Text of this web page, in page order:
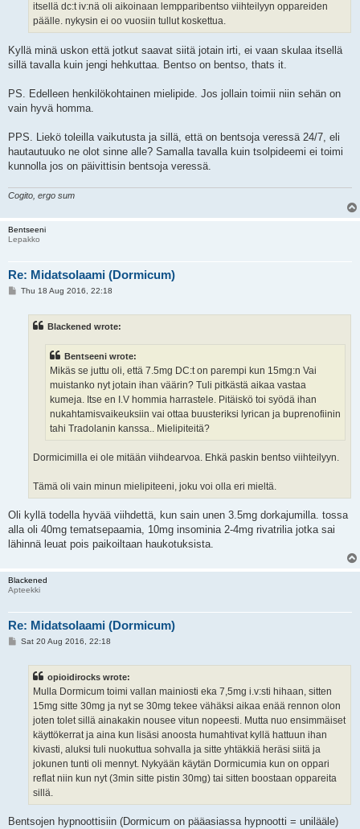
itsellä dc:t iv:nä oli aikoinaan lempparibentso viihteilyyn oppareiden
päälle. nykysin ei oo vuosiin tullut koskettua.
Kyllä minä uskon että jotkut saavat siitä jotain irti, ei vaan skulaa itsellä
sillä tavalla kuin jengi hehkuttaa. Bentso on bentso, thats it.
PS. Edelleen henkilökohtainen mielipide. Jos jollain toimii niin sehän on
vain hyvä homma.
PPS. Liekö toleilla vaikutusta ja sillä, että on bentsoja veressä 24/7, eli
hautautuuko ne olot sinne alle? Samalla tavalla kuin tsolpideemi ei toimi
kunnolla jos on päivittisin bentsoja veressä.
Cogito, ergo sum
Bentseeni
Lepakko
Re: Midatsolaami (Dormicum)
PThu 18 Aug 2016, 22:18
Blackened wrote:
Bentseeni wrote:
Mikäs se juttu oli, että 7.5mg DC:t on parempi kun 15mg:n Vai
muistanko nyt jotain ihan väärin? Tuli pitkästä aikaa vastaa
kumeja. Itse en I.V hommia harrastele. Pitäiskö toi syödä ihan
nukahtamisvaikeuksiin vai ottaa buusteriksi lyrican ja buprenofiinin
tahi Tradolanin kanssa.. Mielipiteitä?
Dormicimilla ei ole mitään viihdearvoa. Ehkä paskin bentso viihteilyyn.
Tämä oli vain minun mielipiteeni, joku voi olla eri mieltä.
Oli kyllä todella hyvää viihdettä, kun sain unen 3.5mg dorkajumilla. tossa
alla oli 40mg tematsepaamia, 10mg insominia 2-4mg rivatrilia jotka sai
lähinnä leuat pois paikoiltaan haukotuksista.
Blackened
Apteekki
Re: Midatsolaami (Dormicum)
PSat 20 Aug 2016, 22:18
opioidirocks wrote:
Mulla Dormicum toimi vallan mainiosti eka 7,5mg i.v:sti hihaan, sitten
15mg sitte 30mg ja nyt se 30mg tekee vähäksi aikaa enää rennon olon
joten tolet sillä ainakakin nousee vitun nopeesti. Mutta nuo ensimmäiset
käyttökerrat ja aina kun lisäsi anoosta humahtivat kyllä hattuun ihan
kivasti, aluksi tuli nuokuttua sohvalla ja sitte yhtäkkiä heräsi siitä ja
jokunen tunti oli mennyt. Nykyään käytän Dormicumia kun on oppari
reflat niin kun nyt (3min sitte pistin 30mg) tai sitten boostaan oppareita
sillä.
Bentsojen hypnoottisiin (Dormicum on pääasiassa hypnootti = unilääle)